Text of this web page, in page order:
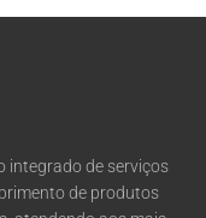
integrado de serviços
de produtos